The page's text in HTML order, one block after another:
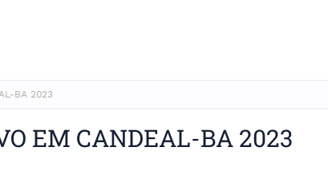
BA 2023
EM CANDEAL-BA 2023